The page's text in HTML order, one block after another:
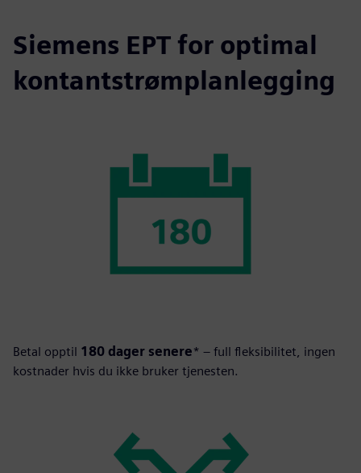
Siemens EPT for optimal
kontantstrømplanlegging
Betal opptil 180 dager senere* – full fleksibilitet, ingen
kostnader hvis du ikke bruker tjenesten.